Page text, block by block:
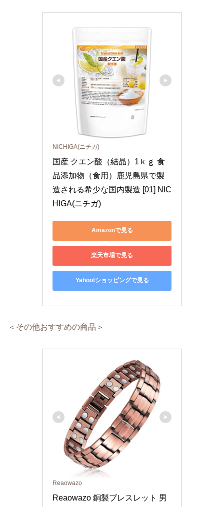
NICHIGA(ニチガ)
国産 クエン酸（結晶）1ｋｇ 食
品添加物（食用）鹿児島県で製
造される希少な国内製造 [01] NIC
HIGA(ニチガ)
Amazonで見る
楽天市場で見る
Yahoo!ショッピングで見る
＜その他おすすめの商品＞
Reaowazo
Reaowazo 銅製ブレスレット 男